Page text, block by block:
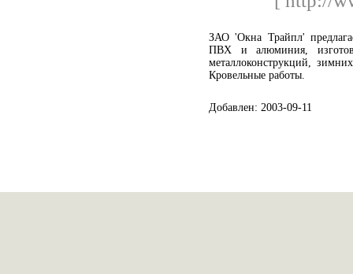
ЗАО 'Окна Трайпл'
ПВХ и алюминия,
металлоконструкций,
Кровельные работы.
Добавлен: 2003-09-11